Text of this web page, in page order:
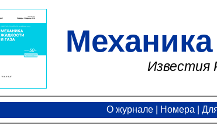
Известия
О журнале Номера